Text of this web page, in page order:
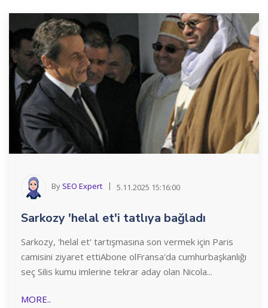
By SEO Expert 5.11.2025 15:16:00
Sarkozy 'helal et'i tatlıya bağladı
Sarkozy, 'helal et' tartışmasına son vermek için Paris
camisini ziyaret ettiAbone olFransa'da cumhurbaşkanlığı
seç Silis kumu imlerine tekrar aday olan Nicola...
MORE..